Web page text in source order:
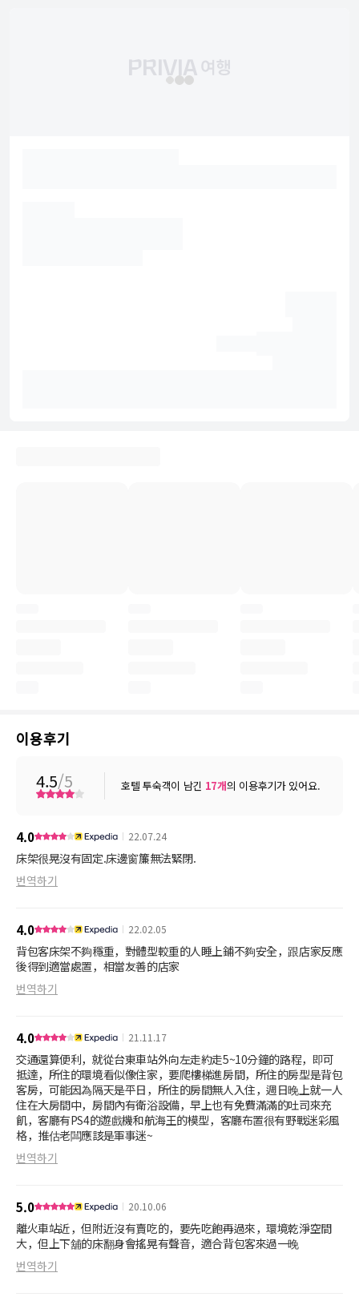
이용후기
4.5/5 호텔 투숙객이 남긴 17개의 이용후기가 있어요.
4.0 22.07.24
床架很晃沒有固定.床邊窗簾無法緊閉.
번역하기
4.0 22.02.05
背包客床架不夠穩重，對體型較重的人睡上鋪不夠安全，跟店家反應
後得到適當處置，相當友善的店家
번역하기
4.0 21.11.17
交通還算便利，就從台東車站外向左走約走5~10分鐘的路程，即可
抵達，所住的環境看似像住家，要爬樓梯進房間，所住的房型是背包
客房，可能因為隔天是平日，所住的房間無人入住，週日晚上就一人
住在大房間中，房間內有衛浴設備，早上也有免費滿滿的吐司來充
飢，客廳有PS4的遊戲機和航海王的模型，客廳布置很有野戰迷彩風
格，推估老闆應該是軍事迷~
번역하기
5.0 20.10.06
離火車站近，但附近沒有賣吃的，要先吃飽再過來，環境乾淨空間
大，但上下舖的床翻身會搖晃有聲音，適合背包客來過一晚
번역하기